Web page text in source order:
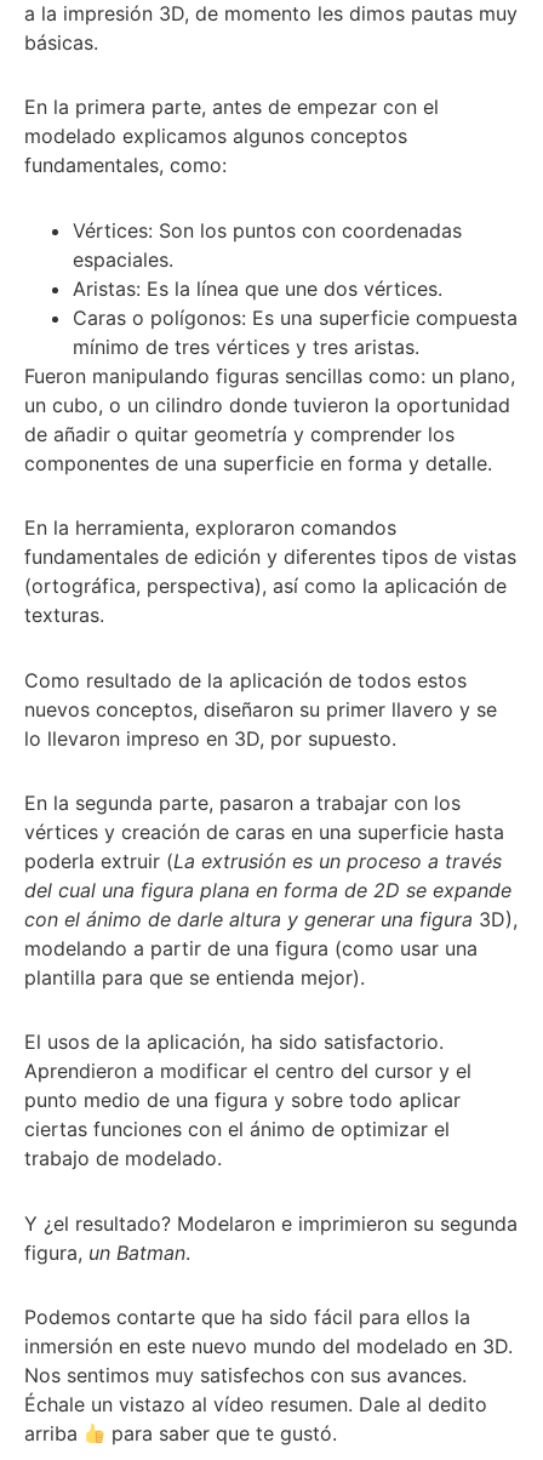
a la impresión 3D, de momento les dimos pautas muy
básicas.
En la primera parte, antes de empezar con el
modelado explicamos algunos conceptos
fundamentales, como:
Vértices: Son los puntos con coordenadas
espaciales.
Aristas: Es la línea que une dos vértices.
Caras o polígonos: Es una superficie compuesta
mínimo de tres vértices y tres aristas.
Fueron manipulando figuras sencillas como: un plano,
un cubo, o un cilindro donde tuvieron la oportunidad
de añadir o quitar geometría y comprender los
componentes de una superficie en forma y detalle.
En la herramienta, exploraron comandos
fundamentales de edición y diferentes tipos de vistas
(ortográfica, perspectiva), así como la aplicación de
texturas.
Como resultado de la aplicación de todos estos
nuevos conceptos, diseñaron su primer llavero y se
lo llevaron impreso en 3D, por supuesto.
En la segunda parte, pasaron a trabajar con los
vértices y creación de caras en una superficie hasta
poderla extruir (La extrusión es un proceso a través
del cual una figura plana en forma de 2D se expande
con el ánimo de darle altura y generar una figura 3D),
modelando a partir de una figura (como usar una
plantilla para que se entienda mejor).
El usos de la aplicación, ha sido satisfactorio.
Aprendieron a modificar el centro del cursor y el
punto medio de una figura y sobre todo aplicar
ciertas funciones con el ánimo de optimizar el
trabajo de modelado.
Y ¿el resultado? Modelaron e imprimieron su segunda
figura, un Batman.
Podemos contarte que ha sido fácil para ellos la
inmersión en este nuevo mundo del modelado en 3D.
Nos sentimos muy satisfechos con sus avances.
Échale un vistazo al vídeo resumen. Dale al dedito
arriba
para saber que te gustó.